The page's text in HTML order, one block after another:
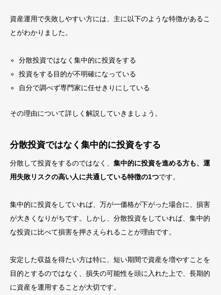
資産運用で失敗しやすい方には、主に以下のような特徴があるこ
とがわかりました。
分散投資ではなく集中的に投資をする
投資をする目的が不明確になっている
自分で調べず専門家に任せきりにしている
その理由について詳しく解説していきましょう 。
分散投資ではなく集中的に投資をする
分散して投資をするのではなく、 集中的に投資を進める方も、運
用失敗リスクの高い人に共通している特徴の1つです。
集中的に投資をしていれば、万が一価格が下がった場合に、損害
が大きくなりがちです。しかし、分散投資をしていれば、集中的
な投資に比べて損害を押さえられることが理由です。
安定した収益を得たい方は特に、短い期間で資産を増やすことを
目的とするのではなく、損失の可能性を頭に入れた上で、長期的
に資産を運用することが大切です。